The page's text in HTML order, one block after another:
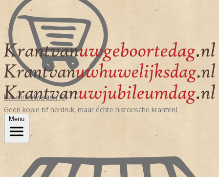
Uw winkelwagen (0)
Geen kopie of herdruk, maar échte historische kranten!
Menu